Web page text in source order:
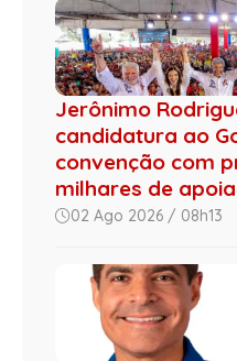
Jerônimo
candidatura ao
convenção com
milhares de
02 Ago 2026 / 08h13